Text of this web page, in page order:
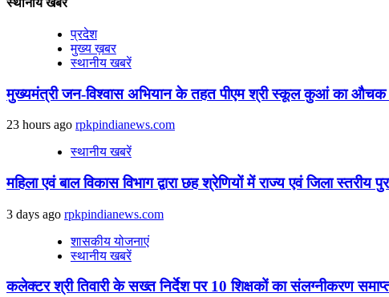
प्रदेश
मुख्य ख़बर
स्थानीय खबरें
मुख्यमंत्री जन-विश्वास अभियान के तहत पीएम श्री स्कूल कुआं का औचक
23 hours ago rpkpindianews.com
स्थानीय खबरें
महिला एवं बाल विकास विभाग द्वारा छह श्रेणियों में राज्य एवं जिला
3 days ago rpkpindianews.com
शासकीय योजनाएं
स्थानीय खबरें
कलेक्टर श्री तिवारी के सख्त निर्देश पर 10 शिक्षकों का संलग्नीकरण